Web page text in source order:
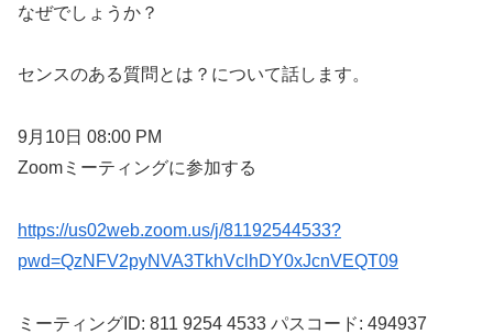
なぜでしょうか？
センスのある質問とは？について話します。
9月10日 08:00 PM
Zoomミーティングに参加する
https://us02web.zoom.us/j/81192544533?
pwd=QzNFV2pyNVA3TkhVclhDY0xJcnVEQT09
ミーティングID: 811 9254 4533 パスコード: 494937